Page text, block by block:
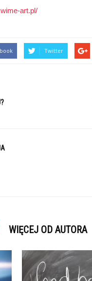
art.pl/
Twitter
WIĘCEJ OD AUTORA